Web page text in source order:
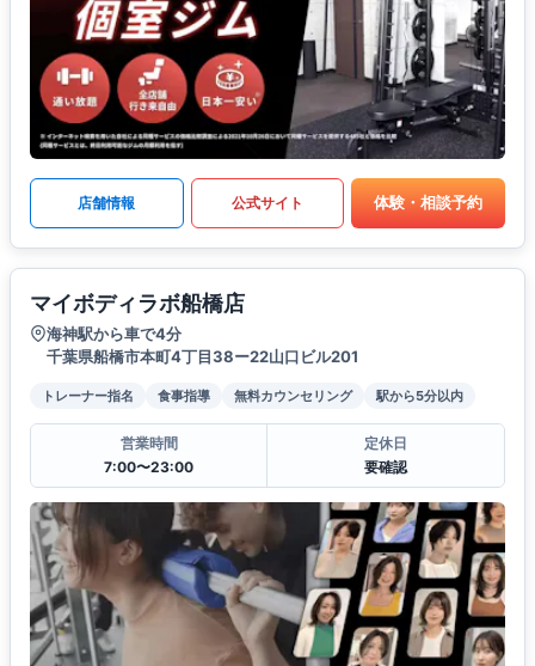
店舗情報 公式サイト 体験・相談予約
マイボディラボ船橋店
海神駅から車で4分
千葉県船橋市本町4丁目38ー22山口ビル201
トレーナー指名 食事指導 無料カウンセリング 駅から5分以内
営業時間
7:00〜23:00
定休日
要確認